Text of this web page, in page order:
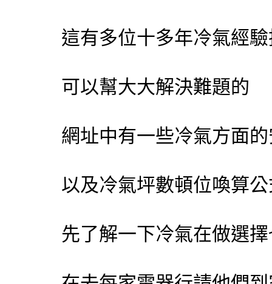
這有多位十多年冷氣經
可以幫大大解決難題的
網址中有一些冷氣方面
以及冷氣坪數頓位喚算
先了解一下冷氣在做選